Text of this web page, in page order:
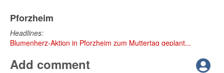
Pforzheim
Headlines:
Blumenherz-Aktion in Pforzheim zum Muttertag geplant...
Add comment